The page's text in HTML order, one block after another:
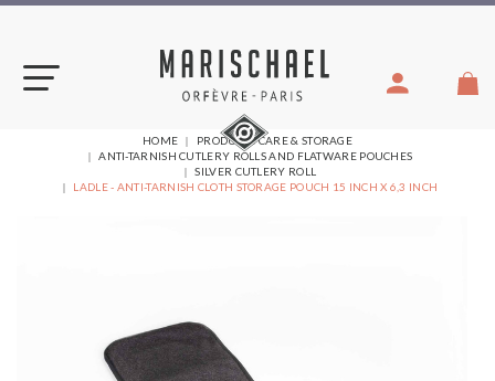
Skip
YOU
ARE
HERE:
HOME
PRODUCTS CARE & STORAGE
ANTI-TARNISH CUTLERY ROLLS AND FLATWARE POUCHES
SILVER CUTLERY ROLL
LADLE - ANTI-TARNISH CLOTH STORAGE POUCH 15 INCH X 6,3 INCH